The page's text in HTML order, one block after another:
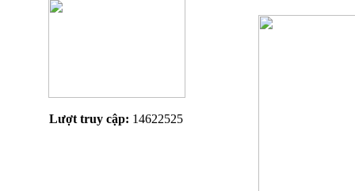
Lượt truy cập: 14622525